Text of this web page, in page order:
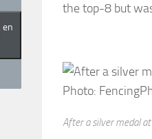
the top-8 but
After a silver medal
en